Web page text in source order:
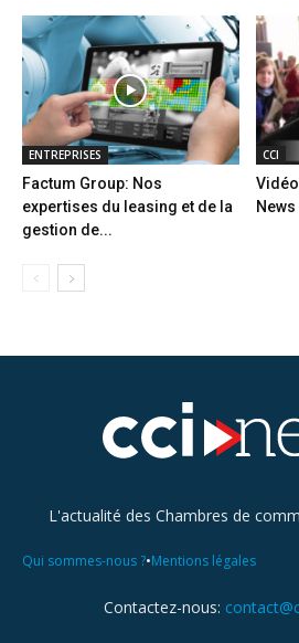
ENTREPRISES
Factum Group: Nos
expertises du leasing et de la
gestion de...
CCI
News
L'actualité des Chambres de
Qui sommes-nous ?•Mentions légales
Contactez-nous: